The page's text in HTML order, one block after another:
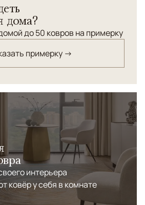
дома?
до 50 ковров на примерку
примерку →
интерьера
ковёр у себя в комнате